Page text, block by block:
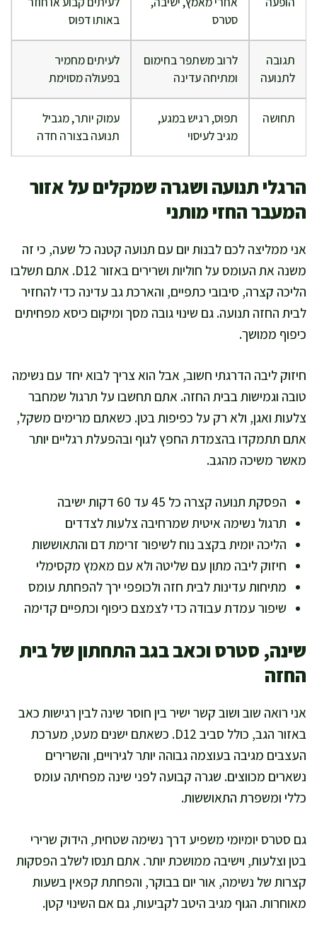
סטרס
באותו דפוס
תגובה
לתנועה
לרוב משתפר בחימום
ומתיחה עדינה
לעיתים מחמיר
בפעולה מסוימת
תחושה
תפוס, רגיש במגע,
מגיב לעיסוי
עמוק יותר, מגביל
תנועה בצורה חדה
הרגלי תנועה ושגרה שמקלים על אזור
המעבר החזי מותני
אני ממליצה לכם לבנות יום עם תנועה קטנה כל שעה, כי זה
משנה את העומס על חוליות ושרירים באזור D12. אתם תשלבו
הליכה קצרה, סיבובי כתפיים, והארכת גב עדינה כדי להחזיר
לבית החזה תנועה. גם שינוי גובה מסך ומיקום כיסא מפחיתים
כיפוף ממושך.
חיזוק ליבה הדרגתי חשוב, אבל הוא צריך לבוא יחד עם נשימה
טובה וגמישות בבית החזה. אתם תחשבו על תרגול שמחבר
צלעות ואגן, ולא רק על כפיפות בטן. כשאתם מרימים משקל,
אתם תתמקדו בהצמדת החפץ לגוף ובהפעלת רגליים יותר
מאשר משיכה מהגב.
הפסקת תנועה קצרה כל 45 עד 60 דקות ישיבה
תרגול נשימה איטית שמרחיבה צלעות לצדדים
הליכה יומית בקצב נוח לשיפור זרימת דם והתאוששות
חיזוק ליבה מתון עם שליטה ולא עם מאמץ מקסימלי
מתיחות עדינות לבית חזה ולכופפי ירך להפחתת עומס
שיפור עמדת עבודה כדי לצמצם כיפוף וכתפיים קדימה
שינה, סטרס וכאב בגב התחתון של בית
החזה
אני רואה שוב ושוב קשר ישיר בין חוסר שינה לבין רגישות כאב
באזור הגב, כולל סביב D12. כשאתם ישנים מעט, מערכת
העצבים מגיבה בעוצמה גבוהה יותר לגירויים, והשרירים
נשארים מכווצים. שגרה קבועה לפני שינה מפחיתה עומס
כללי ומשפרת התאוששות.
גם סטרס יומיומי משפיע דרך נשימה שטחית, הידוק שרירי
בטן וצלעות, וישיבה ממושכת יותר. אתם תנסו לשלב הפסקות
קצרות של נשימה, אור יום בבוקר, והפחתת קפאין בשעות
מאוחרות. הגוף מגיב היטב לקביעות, גם אם השינוי קטן.